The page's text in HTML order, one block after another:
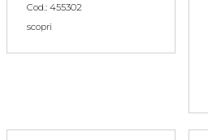
Cod.: 455302
scopri